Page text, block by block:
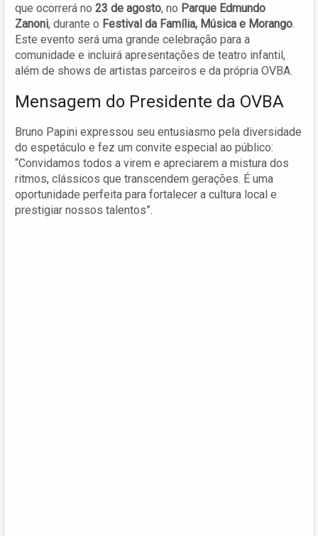
que ocorrerá no 23 de agosto, no Parque Edmundo
Zanoni, durante o Festival da Família, Música e Morango.
Este evento será uma grande celebração para a
comunidade e incluirá apresentações de teatro infantil,
além de shows de artistas parceiros e da própria OVBA.
Mensagem do Presidente da OVBA
Bruno Papini expressou seu entusiasmo pela diversidade
do espetáculo e fez um convite especial ao público:
“Convidamos todos a virem e apreciarem a mistura dos
ritmos, clássicos que transcendem gerações. É uma
oportunidade perfeita para fortalecer a cultura local e
prestigiar nossos talentos”.